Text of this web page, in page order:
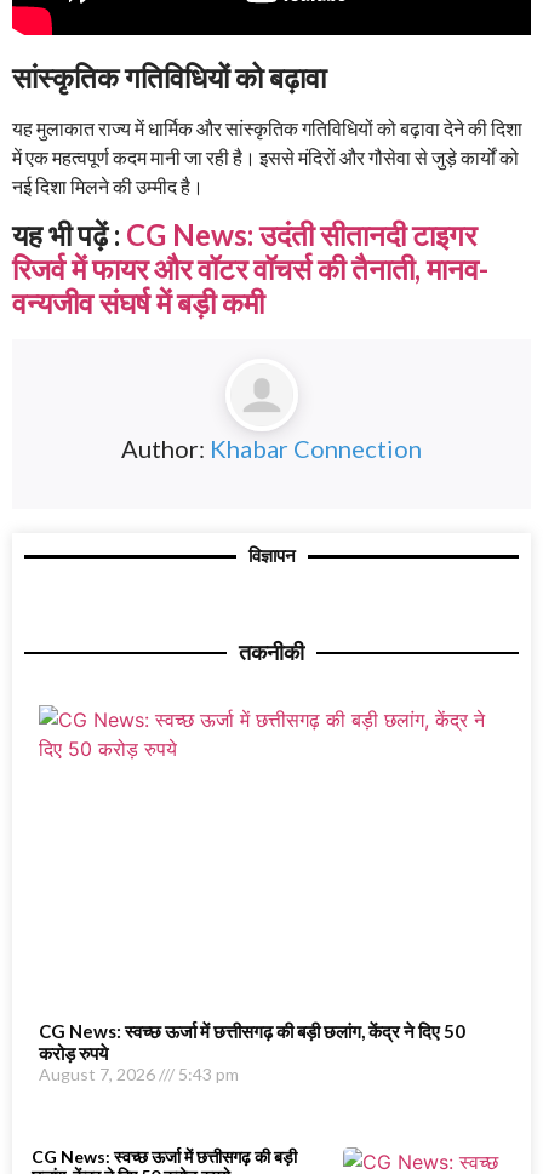
सांस्कृतिक गतिविधियों को बढ़ावा
यह मुलाकात राज्य में धार्मिक और सांस्कृतिक गतिविधियों को बढ़ावा देने की दिशा
में एक महत्वपूर्ण कदम मानी जा रही है। इससे मंदिरों और गौसेवा से जुड़े कार्यों को
नई दिशा मिलने की उम्मीद है।
यह भी पढ़ें : CG News: उदंती सीतानदी टाइगर
रिजर्व में फायर और वॉटर वॉचर्स की तैनाती, मानव-
वन्यजीव संघर्ष में बड़ी कमी
Author: Khabar Connection
विज्ञापन
तकनीकी
CG News: स्वच्छ ऊर्जा में छत्तीसगढ़ की बड़ी छलांग, केंद्र ने दिए 50
करोड़ रुपये
August 7, 2026 5:43 pm
CG News: स्वच्छ ऊर्जा में छत्तीसगढ़ की बड़ी